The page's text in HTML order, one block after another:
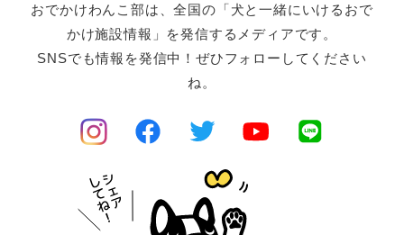
おでかけわんこ部は、全国の「犬と一緒にいけるおで
かけ施設情報」を発信するメディアです。
SNSでも情報を発信中！ぜひフォローしてください
ね。